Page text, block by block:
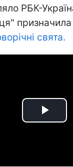
РБК-
призначила
свята.
Play